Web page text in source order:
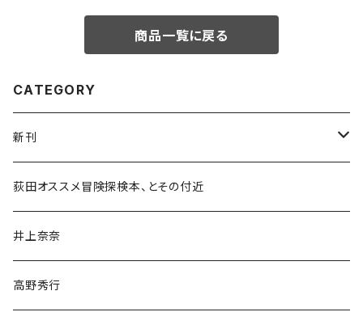
商品一覧に戻る
CATEGORY
新刊
和書
文学・小説・物語
随筆・ノンフィクション・その他
荻田オススメ冒険探検本、とその付近
井上奈奈
高野秀行